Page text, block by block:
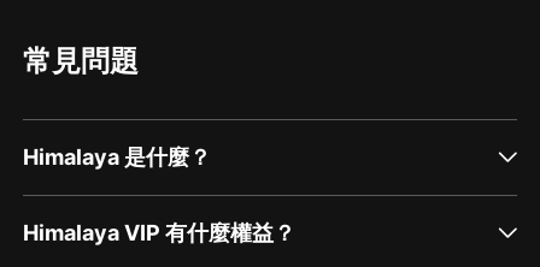
谘詢在線客服：
第二步：如果您無法聯系上APP內在線客服，可關注
線客服】谘詢在線客服；
常見問題
Himalaya 是什麼？
Himalaya VIP 有什麼權益？